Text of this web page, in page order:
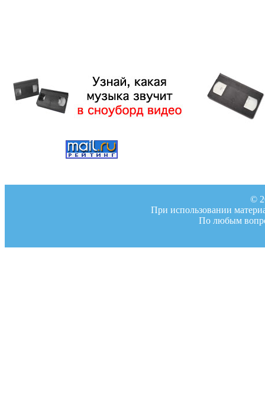
©
При использовании
По любым